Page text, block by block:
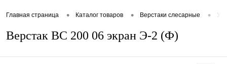
Главная страница • Каталог товаров • Верстаки слесарные •
Верстак ВС 200 06 экран Э-2 (Ф)